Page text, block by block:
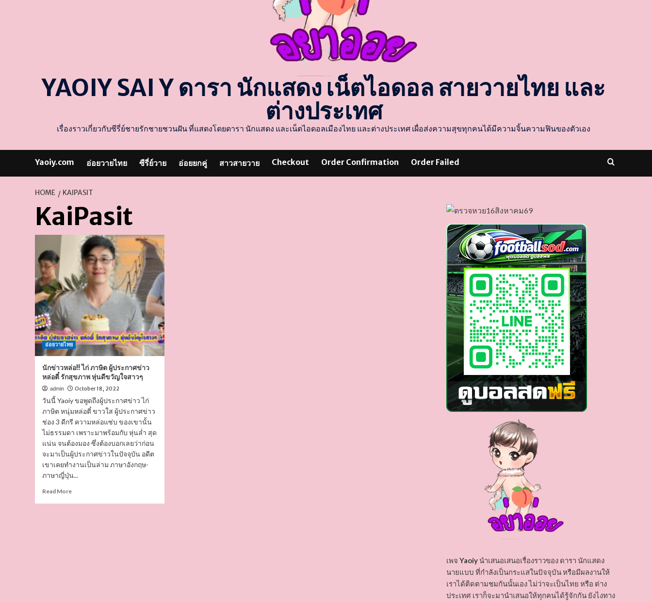
YAOIY SAI Y ดารา นักแสดง เน็ตไอดอล สายวายไทย และ
ต่างประเทศ
เรื่องราวเกี่ยวกับซีรี่ย์ชายรักชายชวนฝัน ที่แสดงโดยดารา นักแสดง และเน็ตไอดอลเมืองไทย และต่างประเทศ เผื่อส่งความสุขทุกคนได้มีความจิ้นความฟินของตัวเอง
Yaoiy.com อ่อยวายไทย ซีรี่ย์วาย อ่อยยกคู่ สาวสายวาย Checkout Order Confirmation Order Failed
HOME KAIPASIT
KaiPasit
อ่อยวายไทย
นักข่าวหล่อ!! ไก่ ภาษิต ผู้ประกาศข่าว
หล่อตี๋ รักสุขภาพ หุ่นดีขวัญใจสาวๆ
admin October 18, 2022
วันนี้ Yaoiy ขอพูดถึงผู้ประกาศข่าว ไก่
ภาษิต หนุ่มหล่อตี๋ ขาวใส ผู้ประกาศข่าว
ช่อง 3 ดีกรี ความหล่อแซ่บ ของเขานั้น
ไม่ธรรมดา เพราะมาพร้อมกับ หุ่นล่ำ สุด
แน่น จนต้องมอง ซึ่งต้องบอกเลยว่าก่อน
จะมาเป็นผู้ประกาศข่าวในปัจจุบัน อดีต
เขาเคยทำงานเป็นล่าม ภาษาอังกฤษ-
ภาษาญี่ปุ่น...
Read MoreRead
dooballstar com
เพจ Yaoiyนำเสนอเสนอเรื่องราวของ ดารา นักแสดง
นายแบบ ที่กำลังเป็นกระแสในปัจจุบัน หรือมีผลงานให้
เราได้ติดตามชมกันนั้นเอง ไม่ว่าจะเป็นไทย หรือ ต่าง
ประเทศ เราก็จะมานำเสนอให้ทุกคนได้รู้จักกัน ยังไงทาง